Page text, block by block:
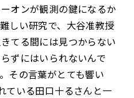
オンが観測の鍵になるか
しい研究で、大谷准教授
てる間には見つからない
ずにはいられないんで
その言葉がとても響い
ている田口十るさんと一